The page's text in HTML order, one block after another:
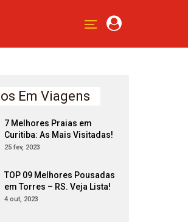
Em Viagens
7 Melhores Praias em
Curitiba: As Mais Visitadas!
25 fev, 2023
TOP 09 Melhores Pousadas
em Torres – RS. Veja Lista!
4 out, 2023